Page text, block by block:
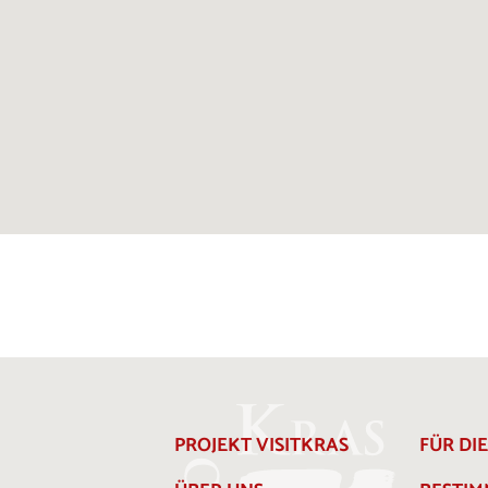
PROJEKT VISITKRAS
FÜR